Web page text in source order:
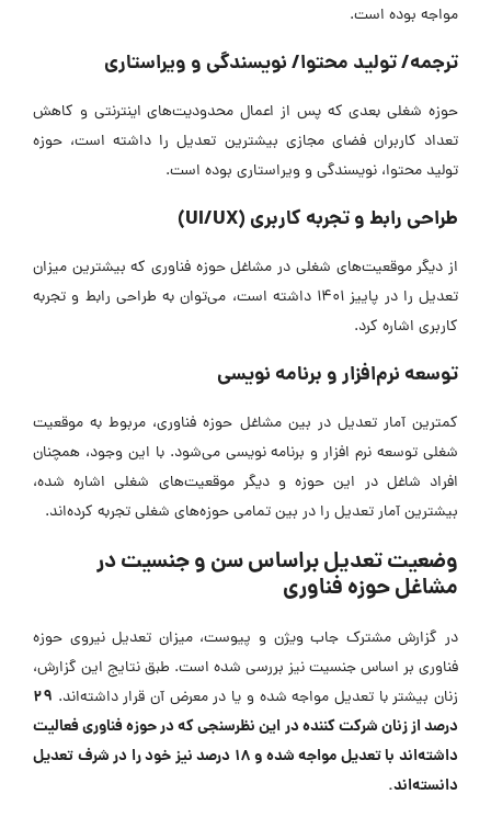
مواجه بوده است.
ترجمه/ تولید محتوا/ نویسندگی و ویراستاری
حوزه شغلی بعدی که پس از اعمال محدودیت‌های اینترنتی و کاهش
تعداد کاربران فضای مجازی بیشترین تعدیل را داشته است، حوزه
تولید محتوا، نویسندگی و ویراستاری بوده است.
طراحی رابط و تجربه کاربری (UI/UX)
از دیگر موقعیت‌های شغلی در مشاغل حوزه فناوری که بیشترین میزان
تعدیل را در پاییز 1401 داشته است، می‌توان به طراحی رابط و تجربه
کاربری اشاره کرد.
توسعه نرم‌افزار و برنامه نویسی
کمترین آمار تعدیل در بین مشاغل حوزه فناوری، مربوط به موقعیت
شغلی توسعه نرم افزار و برنامه نویسی می‌شود. با این وجود، همچنان
افراد شاغل در این حوزه و دیگر موقعیت‌های شغلی اشاره شده،
بیشترین آمار تعدیل را در بین تمامی حوزه‌های شغلی تجربه کرده‌اند.
وضعیت تعدیل براساس سن و جنسیت در
مشاغل حوزه فناوری
در گزارش مشترک جاب ویژن و پیوست، میزان تعدیل نیروی حوزه
فناوری بر اساس جنسیت نیز بررسی شده است. طبق نتایج این گزارش،
زنان بیشتر با تعدیل مواجه شده و یا در معرض آن قرار داشته‌اند. ۲۹
درصد از زنان شرکت کننده در این نظرسنجی که در حوزه فناوری فعالیت
داشته‌اند با تعدیل مواجه شده و ۱۸ درصد نیز خود را در شرف تعدیل
دانسته‌اند.